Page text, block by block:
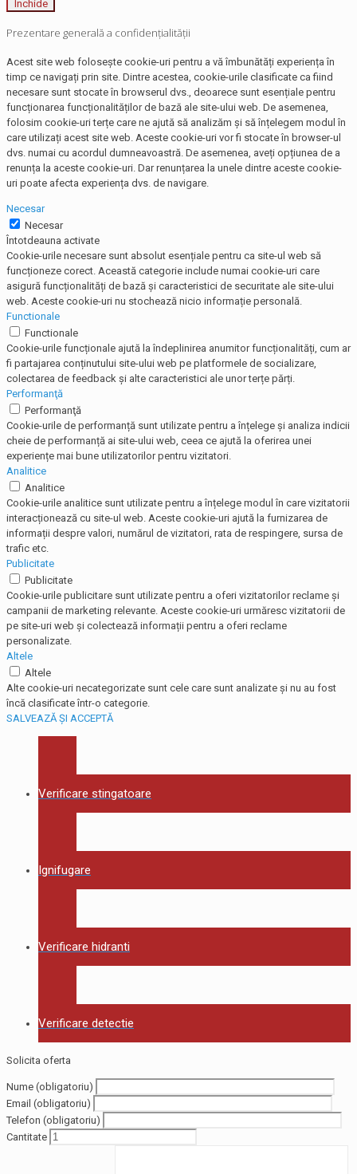
Închide
Prezentare generală a confidențialității
Acest site web folosește cookie-uri pentru a vă îmbunătăți experiența în
timp ce navigați prin site. Dintre acestea, cookie-urile clasificate ca fiind
necesare sunt stocate în browserul dvs., deoarece sunt esențiale pentru
funcționarea funcționalităților de bază ale site-ului web. De asemenea,
folosim cookie-uri terțe care ne ajută să analizăm și să înțelegem modul în
care utilizați acest site web. Aceste cookie-uri vor fi stocate în browser-ul
dvs. numai cu acordul dumneavoastră. De asemenea, aveți opțiunea de a
renunța la aceste cookie-uri. Dar renunțarea la unele dintre aceste cookie-
uri poate afecta experiența dvs. de navigare.
Necesar
Necesar
Întotdeauna activate
Cookie-urile necesare sunt absolut esențiale pentru ca site-ul web să
funcționeze corect. Această categorie include numai cookie-uri care
asigură funcționalități de bază și caracteristici de securitate ale site-ului
web. Aceste cookie-uri nu stochează nicio informație personală.
Functionale
Functionale
Cookie-urile funcționale ajută la îndeplinirea anumitor funcționalități, cum ar
fi partajarea conținutului site-ului web pe platformele de socializare,
colectarea de feedback și alte caracteristici ale unor terțe părți.
Performanţă
Performanţă
Cookie-urile de performanță sunt utilizate pentru a înțelege și analiza indicii
cheie de performanță ai site-ului web, ceea ce ajută la oferirea unei
experiențe mai bune utilizatorilor pentru vizitatori.
Analitice
Analitice
Cookie-urile analitice sunt utilizate pentru a înțelege modul în care vizitatorii
interacționează cu site-ul web. Aceste cookie-uri ajută la furnizarea de
informații despre valori, numărul de vizitatori, rata de respingere, sursa de
trafic etc.
Publicitate
Publicitate
Cookie-urile publicitare sunt utilizate pentru a oferi vizitatorilor reclame și
campanii de marketing relevante. Aceste cookie-uri urmăresc vizitatorii de
pe site-uri web și colectează informații pentru a oferi reclame
personalizate.
Altele
Altele
Alte cookie-uri necategorizate sunt cele care sunt analizate și nu au fost
încă clasificate într-o categorie.
SALVEAZĂ ȘI ACCEPTĂ
Verificare stingatoare
Ignifugare
Verificare hidranti
Verificare detectie
Solicita oferta
Nume (obligatoriu)
Email (obligatoriu)
Telefon (obligatoriu)
Cantitate